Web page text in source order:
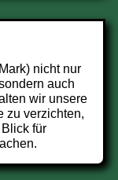
nicht nur
auch
wir unsere
zu verzichten,
für